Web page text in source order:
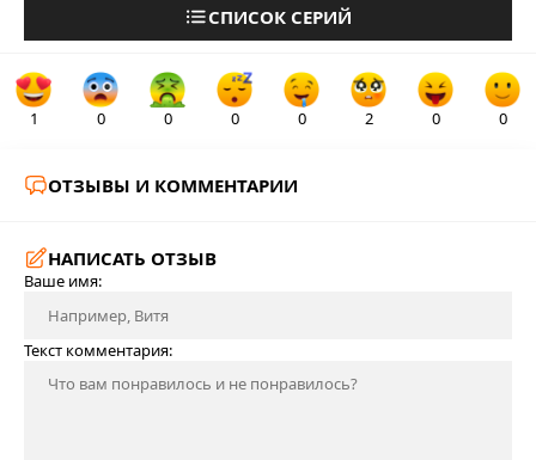
СПИСОК СЕРИЙ
1 0 0 0 0 2 0 0
ОТЗЫВЫ И КОММЕНТАРИИ
НАПИСАТЬ ОТЗЫВ
Ваше имя:
Текст комментария: